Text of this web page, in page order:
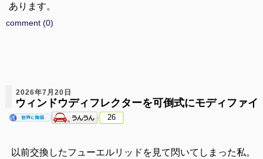
あります。
comment (0)
2026年7月20日
ウィンドウディフレクターを可倒式にモディファイ
26
以前交換したフューエルリッドを見て閃いてしまった私。